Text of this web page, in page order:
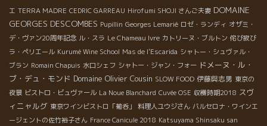
エ TERRA MADRE CEDRIC GARREAU Hirofumi SHOJI さんご夫妻 DOMAINE
GEORGES DESCOMBES Pupillin Georges Lemarié ロゼ・ランディ オザミ・
デ・ヴァン20周年記念 ル・スラ Le Chameau Ivre カトリーヌ・ブルトン 侘び寂び
ラ・ペリエール Kurumé Wine School Mas de l'Escarida シャトー・シュヴァル・
ブラン Romain Chapuis 水口シェフ シャトー・ジャン・フォー ドメーヌ・ル・
ブ・デュ・モンド Domaine Olivier Cousin SLOW FOOD 伊藤與志男 東京の
夜景 ビストロ・ビュヴァール La Noue Blanchard Cuvée OSE 収穫時期2018 スヴ
ィニャルグ 東京ワインビストロ「葡呑」 料理人ユウジさん バルセロナ・ワインエ
ージェントの佐竹裕子さん France Canicule 2018 Katsuyama Shinsaku san